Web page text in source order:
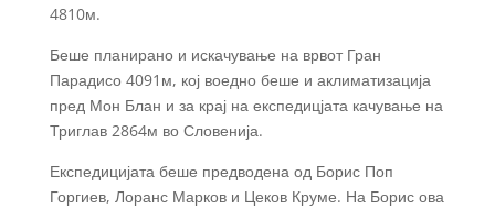
4810м.
Беше планирано и искачување на врвот Гран
Парадисо 4091м, кој воедно беше и аклиматизација
пред Мон Блан и за крај на експедицјата качување на
Триглав 2864м во Словенија.
Експедицијата беше предводена од Борис Поп
Горгиев, Лоранс Марков и Цеков Круме. На Борис ова